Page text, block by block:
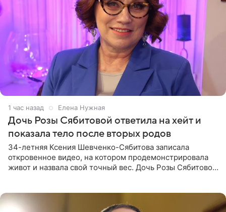
1 час назад Елена Нужная
Дочь Розы Сябитовой ответила на хейт и
показала тело после вторых родов
34-летняя Ксения Шевченко-Сябитова записала
откровенное видео, на котором продемонстрировала
живот и назвала свой точный вес. Дочь Розы Сябитовой